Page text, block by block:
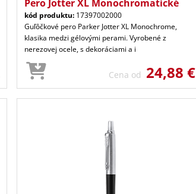
Pero Jotter XL Monochromatické
kód produktu: 17397002000
Guľôčkové pero Parker Jotter XL Monochrome,
klasika medzi gélovými perami. Vyrobené z
nerezovej ocele, s dekoráciami a i
Cena od 24,88 €